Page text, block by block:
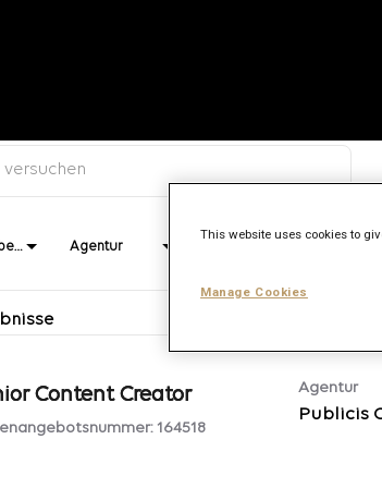
Tätigkeitsbereich Agentur
Content Creator
164518
Agentur
Publicis
This website uses cookies to
Manage Cookies